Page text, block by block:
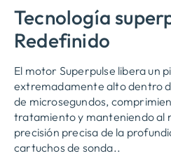
Tecnología
Redefinido
El motor Superpulse libera un
extremadamente alto dentro
de microsegundos,
tratamiento y manteniendo al
precisión precisa de la
cartuchos de sonda..